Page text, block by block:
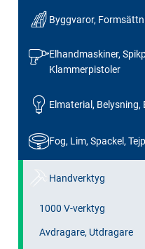
Byggvaror,
Elhandmaskiner,
Klammerpistoler
Elmaterial, Belysning,
Fog, Lim, Spackel,
Handverktyg
1000 V-verktyg
Avdragare, Utdragare